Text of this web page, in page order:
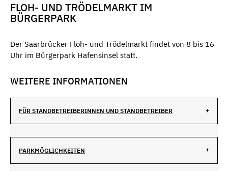
FLOH- UND TRÖDELMARKT IM
BÜRGERPARK
Der Saarbrücker Floh- und Trödelmarkt findet von 8 bis 16
Uhr im Bürgerpark Hafensinsel statt.
WEITERE INFORMATIONEN
FÜR STANDBETREIBERINNEN UND STANDBETREIBER
PARKMÖGLICHKEITEN